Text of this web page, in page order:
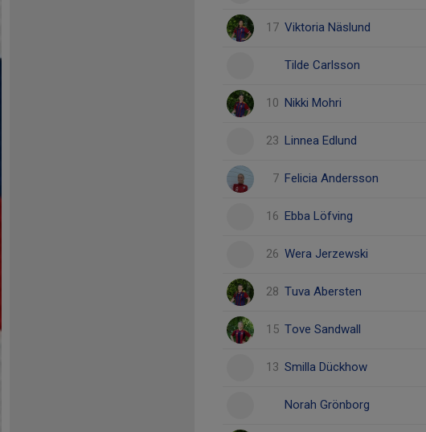
17 Viktoria Näslund
Tilde Carlsson
10 Nikki Mohri
23 Linnea Edlund
7 Felicia Andersson
16 Ebba Löfving
26 Wera Jerzewski
28 Tuva Abersten
15 Tove Sandwall
13 Smilla Dückhow
Norah Grönborg